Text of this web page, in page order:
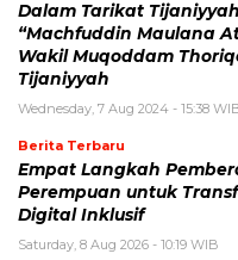
Dalam Tarikat Tijaniyyah
“Machfuddin Maulana
Wakil Muqoddam
Tijaniyyah
Wednesday, 7 Aug 2024 - 15:38
Berita Terbaru
Empat Langkah
Perempuan untuk
Digital Inklusif
Saturday, 8 Aug 2026 - 10:19 WIB